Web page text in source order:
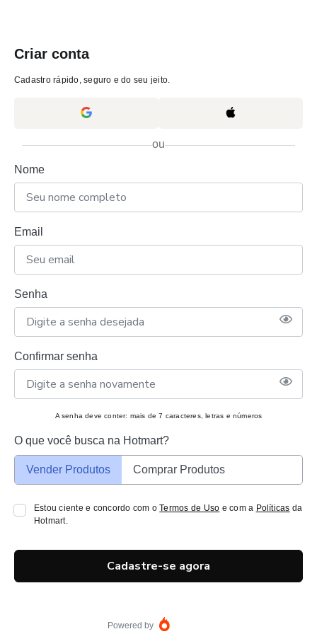
Criar conta
Cadastro rápido, seguro e do seu jeito.
ou
Nome
Email
Senha
Confirmar senha
A senha deve conter: mais de 7 caracteres, letras e números
O que você busca na Hotmart?
Vender Produtos Comprar Produtos
Estou ciente e concordo com oTermos de Uso e com a Políticas da
Hotmart.
Cadastre-se agora
Powered by